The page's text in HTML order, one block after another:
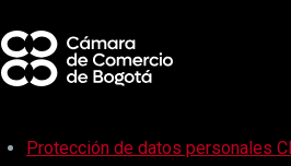
Protección de datos personales